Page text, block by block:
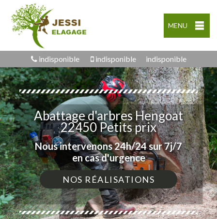
MENU
indisponible indisponible indisponible
Abattage d'arbres Hengoat
22450 Petits prix
Nous intervenons 24h/24 sur 7j/7
en cas d'urgence
NOS RÉALISATIONS